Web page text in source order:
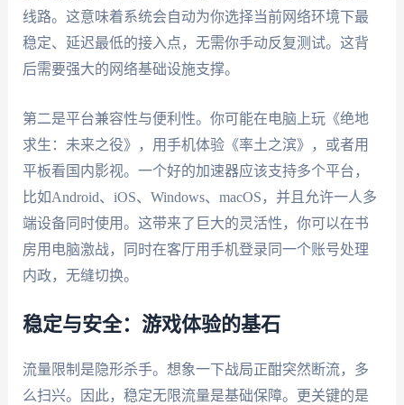
线路。这意味着系统会自动为你选择当前网络环境下最
稳定、延迟最低的接入点，无需你手动反复测试。这背
后需要强大的网络基础设施支撑。
第二是平台兼容性与便利性。你可能在电脑上玩《绝地
求生：未来之役》，用手机体验《率土之滨》，或者用
平板看国内影视。一个好的加速器应该支持多个平台，
比如Android、iOS、Windows、macOS，并且允许一人多
端设备同时使用。这带来了巨大的灵活性，你可以在书
房用电脑激战，同时在客厅用手机登录同一个账号处理
内政，无缝切换。
稳定与安全：游戏体验的基石
流量限制是隐形杀手。想象一下战局正酣突然断流，多
么扫兴。因此，稳定无限流量是基础保障。更关键的是